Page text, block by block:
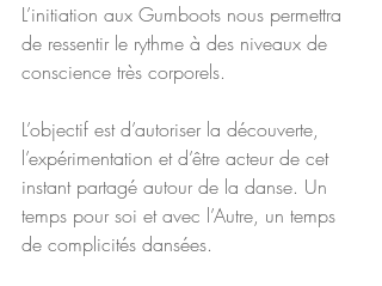
L’initiation aux Gumboots nous permettra
de ressentir le rythme à des niveaux de
conscience très corporels.
L’objectif est d’autoriser la découverte,
l’expérimentation et d’être acteur de cet
instant partagé autour de la danse. Un
temps pour soi et avec l’Autre, un temps
de complicités dansées.